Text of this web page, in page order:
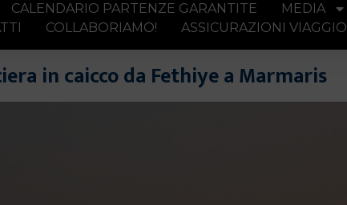
CALENDARIO PARTENZE GARANTITE MEDIA
COLLABORIAMO! ASSICURAZIONI VIAGGIO
in caicco da Fethiye a Marmaris